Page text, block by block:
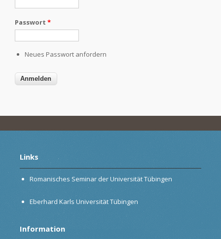
Passwort *
Neues Passwort anfordern
Links
Romanisches Seminar der Universität Tübingen
Eberhard Karls Universität Tübingen
Information